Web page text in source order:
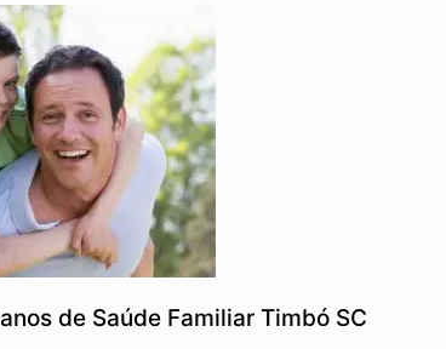
de Saúde Familiar Timbó SC